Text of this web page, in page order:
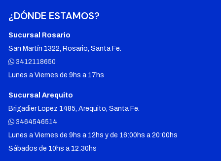
¿DÓNDE ESTAMOS?
Sucursal Rosario
San Martín 1322, Rosario, Santa Fe.
3412118650
Lunes a Viernes de 9hs a 17hs
Sucursal Arequito
Brigadier Lopez 1485, Arequito, Santa Fe.
3464546514
Lunes a Viernes de 9hs a 12hs y de 16:00hs a 20:00hs
Sábados de 10hs a 12:30hs